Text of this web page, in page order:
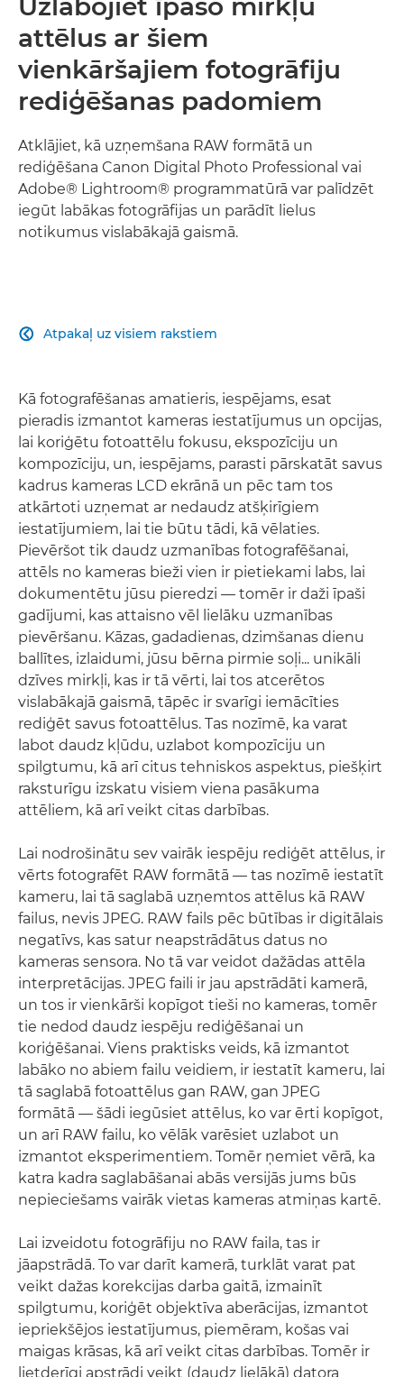
Uzlabojiet īpašo mirkļu
attēlus ar šiem
vienkāršajiem fotogrāfiju
rediģēšanas padomiem
Atklājiet, kā uzņemšana RAW formātā un
rediģēšana Canon Digital Photo Professional vai
Adobe® Lightroom® programmatūrā var palīdzēt
iegūt labākas fotogrāfijas un parādīt lielus
notikumus vislabākajā gaismā.
Atpakaļ uz visiem rakstiem

Kā fotografēšanas amatieris, iespējams, esat
pieradis izmantot kameras iestatījumus un opcijas,
lai koriģētu fotoattēlu fokusu, ekspozīciju un
kompozīciju, un, iespējams, parasti pārskatāt savus
kadrus kameras LCD ekrānā un pēc tam tos
atkārtoti uzņemat ar nedaudz atšķirīgiem
iestatījumiem, lai tie būtu tādi, kā vēlaties.
Pievēršot tik daudz uzmanības fotografēšanai,
attēls no kameras bieži vien ir pietiekami labs, lai
dokumentētu jūsu pieredzi — tomēr ir daži īpaši
gadījumi, kas attaisno vēl lielāku uzmanības
pievēršanu. Kāzas, gadadienas, dzimšanas dienu
ballītes, izlaidumi, jūsu bērna pirmie soļi... unikāli
dzīves mirkļi, kas ir tā vērti, lai tos atcerētos
vislabākajā gaismā, tāpēc ir svarīgi iemācīties
rediģēt savus fotoattēlus. Tas nozīmē, ka varat
labot daudz kļūdu, uzlabot kompozīciju un
spilgtumu, kā arī citus tehniskos aspektus, piešķirt
raksturīgu izskatu visiem viena pasākuma
attēliem, kā arī veikt citas darbības.
Lai nodrošinātu sev vairāk iespēju rediģēt attēlus, ir
vērts fotografēt RAW formātā — tas nozīmē iestatīt
kameru, lai tā saglabā uzņemtos attēlus kā RAW
failus, nevis JPEG. RAW fails pēc būtības ir digitālais
negatīvs, kas satur neapstrādātus datus no
kameras sensora. No tā var veidot dažādas attēla
interpretācijas. JPEG faili ir jau apstrādāti kamerā,
un tos ir vienkārši kopīgot tieši no kameras, tomēr
tie nedod daudz iespēju rediģēšanai un
koriģēšanai. Viens praktisks veids, kā izmantot
labāko no abiem failu veidiem, ir iestatīt kameru, lai
tā saglabā fotoattēlus gan RAW, gan JPEG
formātā — šādi iegūsiet attēlus, ko var ērti kopīgot,
un arī RAW failu, ko vēlāk varēsiet uzlabot un
izmantot eksperimentiem. Tomēr ņemiet vērā, ka
katra kadra saglabāšanai abās versijās jums būs
nepieciešams vairāk vietas kameras atmiņas kartē.
Lai izveidotu fotogrāfiju no RAW faila, tas ir
jāapstrādā. To var darīt kamerā, turklāt varat pat
veikt dažas korekcijas darba gaitā, izmainīt
spilgtumu, koriģēt objektīva aberācijas, izmantot
iepriekšējos iestatījumus, piemēram, košas vai
maigas krāsas, kā arī veikt citas darbības. Tomēr ir
lietderīgi apstrādi veikt (daudz lielākā) datora